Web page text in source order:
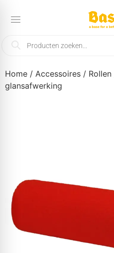
Home / Accessoires / Rollen
glansafwerking